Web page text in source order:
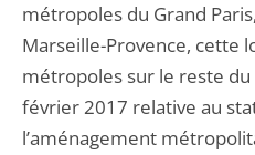
métropoles du Grand
Marseille-Provence, cette
métropoles sur le reste
février 2017 relative au
l’aménagement